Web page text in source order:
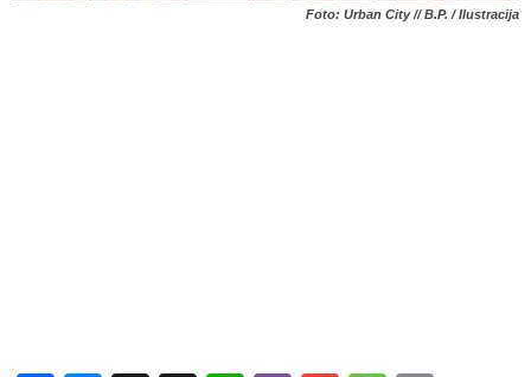
Foto: Urban City // B.P. / Ilustracija